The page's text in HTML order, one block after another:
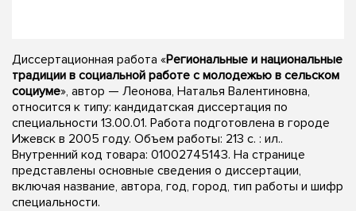
Диссертационная работа «Региональные и национальные
традиции в социальной работе с молодежью в сельском
социуме», автор — Леонова, Наталья Валентиновна,
относится к типу: кандидатская диссертация по
специальности 13.00.01. Работа подготовлена в городе
Ижевск в 2005 году. Объем работы: 213 с. : ил..
Внутренний код товара: 01002745143. На странице
представлены основные сведения о диссертации,
включая название, автора, год, город, тип работы и шифр
специальности.